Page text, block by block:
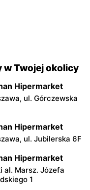
Po zamówieniu
o bieżącej
konkurencji. Jest ona
ograniczyć
zamówienie bez
że skompletujesz
preferencje
Kupione
przed sklepem.
w Twojej okolicy
Hipermarket
ul. Górczewska
Hipermarket
ul. Jubilerska 6F
Hipermarket
al. Marsz. Józefa
1